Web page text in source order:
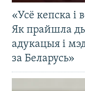
«Усё кепска і
Як прайшла
адукацыя і
за Беларусь»